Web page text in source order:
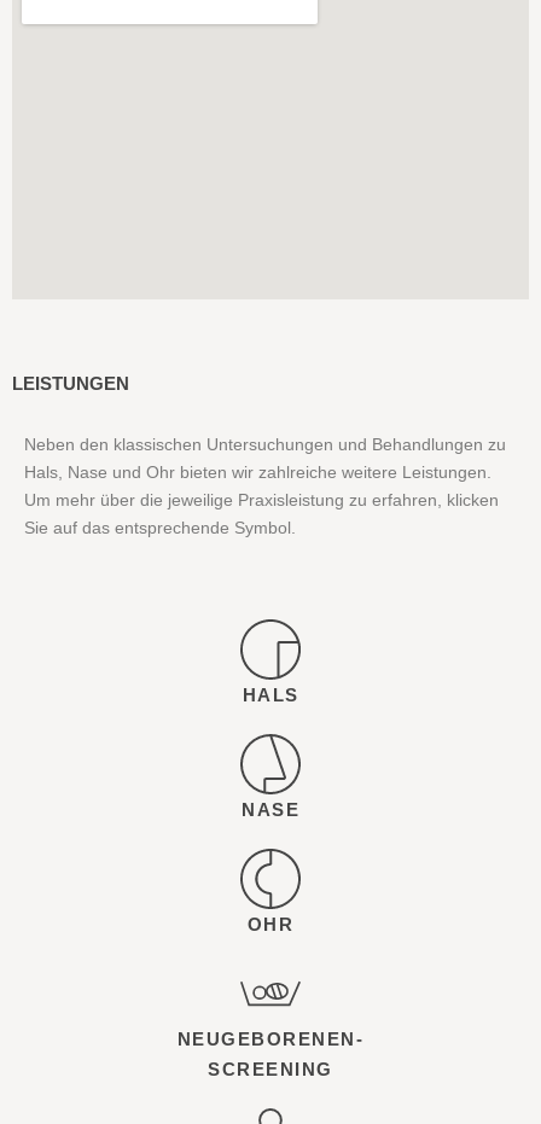
LEISTUNGEN
Neben den klassischen Untersuchungen und Behandlungen zu
Hals, Nase und Ohr bieten wir zahlreiche weitere Leistungen.
Um mehr über die jeweilige Praxisleistung zu erfahren, klicken
Sie auf das entsprechende Symbol.
HALS
NASE
OHR
NEUGEBORENEN-
SCREENING